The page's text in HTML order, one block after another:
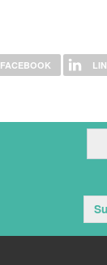
FACEBOOK